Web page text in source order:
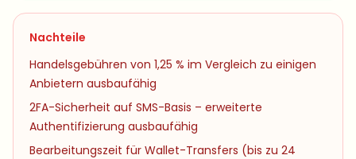
Nachteile
Handelsgebühren von 1,25 % im Vergleich zu einigen
Anbietern ausbaufähig
2FA-Sicherheit auf SMS-Basis – erweiterte
Authentifizierung ausbaufähig
Bearbeitungszeit für Wallet-Transfers (bis zu 24